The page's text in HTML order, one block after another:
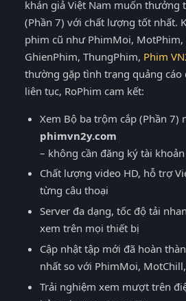
khán giả Việt Nam muốn thưởng
(Phần 7) với chất lượng tốt nhất.
phim cũ như PhimMoi, MotPhim,
GhienPhim, ThungPhim, Phim
thường gặp tình trạng quảng cáo
liên tục, RoPhim cam kết:
Xem Bộ ba trộm cắp (Phần 7)
phimvn2y.com
– không cần đăng ký tài khoản
Chất lượng video HD, hỗ trợ
từng câu thoại
Server đa dạng, tốc độ tải
xem trên mọi thiết bị
Cập nhật tập mới đã hoàn
nhất so với PhimMoi,
Trải nghiệm xem mượt trên